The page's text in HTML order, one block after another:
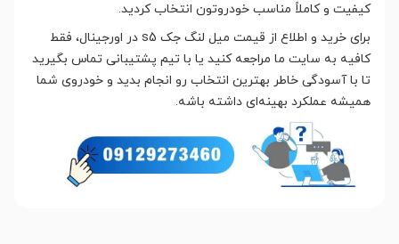
کیفیت و کاملاً مناسب خودروتون انتخاب کردید.
برای خرید و اطلاع از قیمت میل لنگ جک s5 در اورجینال، فقط
کافیه به سایت ما مراجعه کنید یا با تیم پشتیبانی تماس بگیرید
تا با آسودگی خاطر بهترین انتخاب رو انجام بدید و خودروی شما
همیشه عملکرد بهینه‌ای داشته باشه.